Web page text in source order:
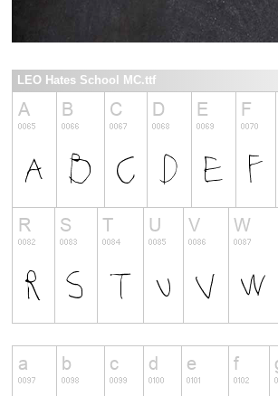
LEO Hates School MC.ttf